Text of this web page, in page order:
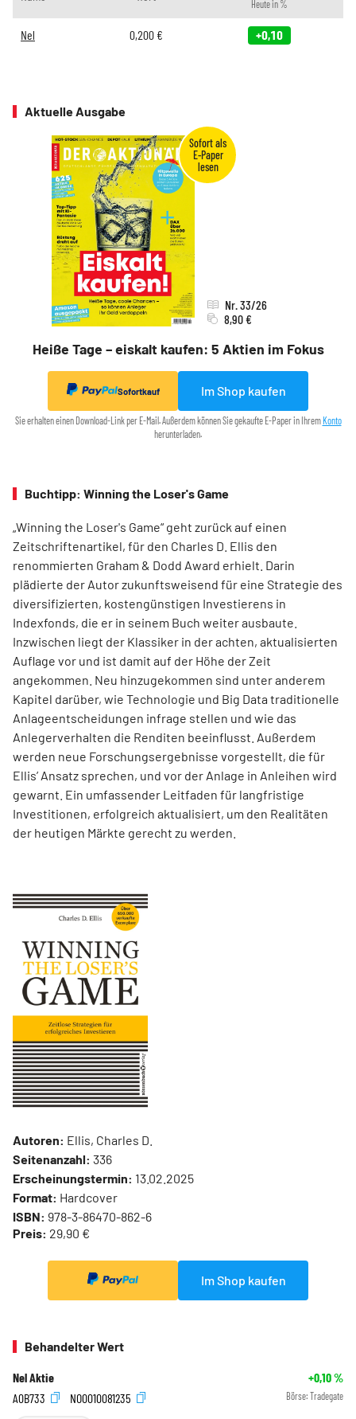
Heute in %
Nel 0,200€ +0,10
Aktuelle Ausgabe
Heiße Tage – eiskalt kaufen: 5 Aktien im Fokus
Nr. 33/26
8,90 €
Sofortkauf Im Shop kaufen
Sie erhalten einen Download-Link per E-Mail. Außerdem können Sie gekaufte E-Paper in Ihrem Konto
herunterladen.
Buchtipp: Winning the Loser's Game
„Winning the Loser's Game“ geht zurück auf einen
Zeitschriftenartikel, für den Charles D. Ellis den
renommierten Graham & Dodd Award erhielt. Darin
plädierte der Autor zukunftsweisend für eine Strategie des
diversifizierten, kostengünstigen Investierens in
Indexfonds, die er in seinem Buch weiter ausbaute.
Inzwischen liegt der Klassiker in der achten, aktualisierten
Auflage vor und ist damit auf der Höhe der Zeit
angekommen. Neu hinzugekommen sind unter anderem
Kapitel darüber, wie Technologie und Big Data traditionelle
Anlageentscheidungen infrage stellen und wie das
Anlegerverhalten die Renditen beeinflusst. Außerdem
werden neue Forschungsergebnisse vorgestellt, die für
Ellis’ Ansatz sprechen, und vor der Anlage in Anleihen wird
gewarnt. Ein umfassender Leitfaden für langfristige
Investitionen, erfolgreich aktualisiert, um den Realitäten
der heutigen Märkte gerecht zu werden.
Autoren: Ellis, Charles D.
Seitenanzahl: 336
Erscheinungstermin: 13.02.2025
Format: Hardcover
ISBN: 978-3-86470-862-6
Preis: 29,90 €
Im Shop kaufen
Behandelter Wert
Nel Aktie +0,10%
A0B733
NO0010081235 Börse: Tradegate